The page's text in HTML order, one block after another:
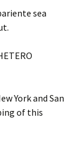
sea
York and San
of this